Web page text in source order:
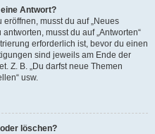
Antwort?
musst du auf „Neues
musst du auf „Antworten“
erforderlich ist, bevor du einen
sind jeweils am Ende der
Z. B. „Du darfst neue Themen
usw.
löschen?